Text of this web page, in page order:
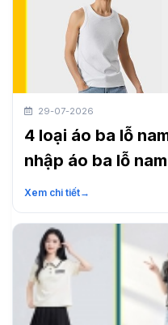
29-07-2026
4 loại áo ba lỗ
nhập áo ba lỗ
Xem chi tiết→